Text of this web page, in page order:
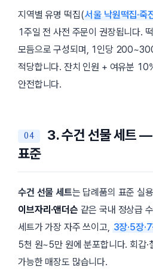
지역별 유명 떡집(서울 낙원떡집·죽
1주일 전 사전 주문이 권장됩니다.
모듬으로 구성되며, 1인당
적당합니다. 잔치 인원 + 여유분
안전합니다.
3. 수건 선물 세트 —
표준
수건 선물 세트는 답례품의 표준 실
이브자리·앤더슨 같은 국내 정상급
세트가 가장 자주 쓰이고, 3장·5장
5천 원~5만 원에 분포합니다. 회갑·
가능한 매장도 많습니다.